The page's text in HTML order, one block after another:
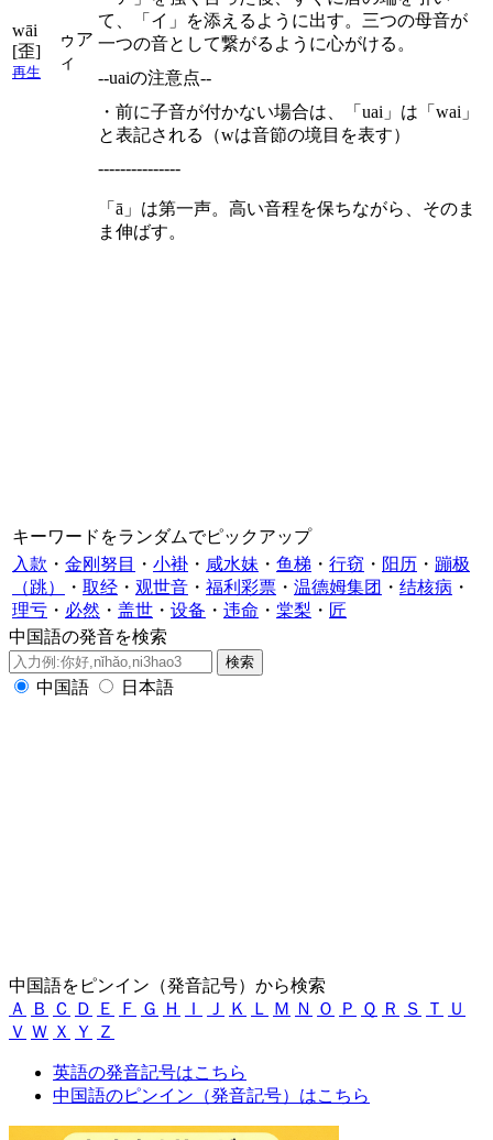
wāi
[歪]
再生
ゥア
ィ
て、「イ」を添えるように出す。三つの母音が
一つの音として繋がるように心がける。
--uaiの注意点--
・前に子音が付かない場合は、「uai」は「wai」
と表記される（wは音節の境目を表す）
---------------
「ā」は第一声。高い音程を保ちながら、そのま
ま伸ばす。
キーワードをランダムでピックアップ
入款 ・ 金刚努目 ・ 小褂 ・ 咸水妹 ・ 鱼梯 ・ 行窃 ・ 阳历 ・ 蹦极
（跳）
・ 取经 ・ 观世音 ・ 福利彩票 ・ 温德姆集团 ・ 结核病 ・
理亏 ・ 必然 ・ 盖世 ・ 设备 ・ 违命 ・ 棠梨 ・ 匠
中国語の発音を検索
中国語 日本語
中国語をピンイン（発音記号）から検索
Ａ
Ｂ Ｃ Ｄ Ｅ Ｆ Ｇ Ｈ Ｉ Ｊ Ｋ Ｌ Ｍ Ｎ Ｏ Ｐ Ｑ Ｒ Ｓ Ｔ
Ｕ
Ｖ Ｗ Ｘ Ｙ Ｚ
英語の発音記号はこちら
中国語のピンイン（発音記号）はこちら